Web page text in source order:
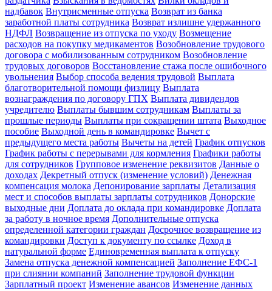
надбавок Внутрисменные отпуска Возврат из банка
заработной платы сотрудника Возврат излишне удержанного
НДФЛ Возвращение из отпуска по уходу Возмещение
расходов на покупку медикаментов Возобновление трудового
договора с мобилизованным сотрудником Возобновление
трудовых договоров Восстановление стажа после ошибочного
увольнения Выбор способа ведения трудовой Выплата
благотворительной помощи физлицу Выплата
вознаграждения по договору ГПХ Выплата дивидендов
учредителю Выплаты бывшим сотрудникам Выплаты за
прошлые периоды Выплаты при сокращении штата Выходное
пособие Выходной день в командировке Вычет с
предыдущего места работы Вычеты на детей График отпусков
График работы с перерывами для кормления Графики работы
для сотрудников Групповое изменение реквизитов Данные о
доходах Декретный отпуск (изменение условий) Денежная
компенсация молока Депонирование зарплаты Детализация
мест и способов выплаты зарплаты сотрудников Донорские
выходные дни Доплата до оклада при командировке Доплата
за работу в ночное время Дополнительные отпуска
определенной категории граждан Досрочное возвращение из
командировки Доступ к документу по ссылке Доход в
натуральной форме Единовременная выплата к отпуску
Замена отпуска денежной компенсацией Заполнение ЕФС-1
при слиянии компаний Заполнение трудовой функции
Зарплатный проект Изменение авансов Изменение данных